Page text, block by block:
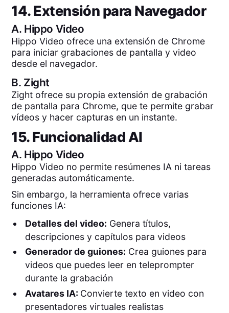
14. Extensión para Navegador
A. Hippo Video
Hippo Video ofrece una extensión de Chrome
para iniciar grabaciones de pantalla y video
desde el navegador.
B. Zight
Zight ofrece su propia extensión de grabación
de pantalla para Chrome, que te permite grabar
vídeos y hacer capturas en un instante.
15. Funcionalidad AI
A. Hippo Video
Hippo Video no permite resúmenes IA ni tareas
generadas automáticamente.
Sin embargo, la herramienta ofrece varias
funciones IA:
Detalles del video: Genera títulos,
descripciones y capítulos para videos
Generador de guiones: Crea guiones para
videos que puedes leer en teleprompter
durante la grabación
Avatares IA: Convierte texto en video con
presentadores virtuales realistas